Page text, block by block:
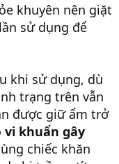
khuyên nên giặt
sử dụng để
khi sử dụng, dù
trạng trên vẫn
được giữ ẩm trở
vi khuẩn gây
chiếc khăn